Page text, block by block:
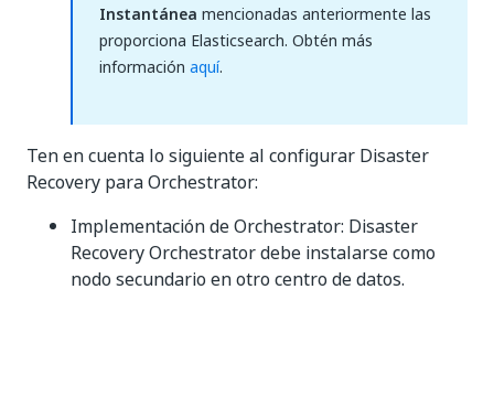
Instantánea mencionadas anteriormente las
proporciona Elasticsearch. Obtén más
información aquí.
Ten en cuenta lo siguiente al configurar Disaster
Recovery para Orchestrator:
Implementación de Orchestrator: Disaster
Recovery Orchestrator debe instalarse como
nodo secundario en otro centro de datos.